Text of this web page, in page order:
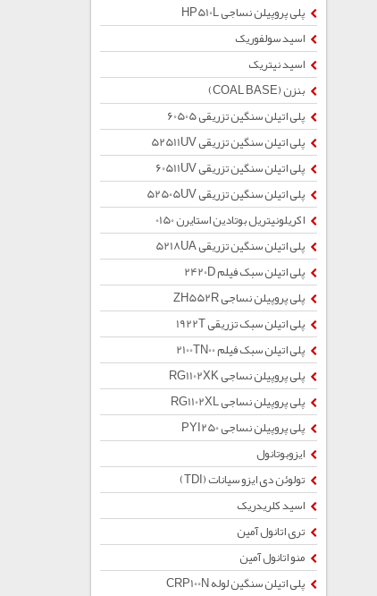
پلی پروپیلن نساجی HP510L
اسید سولفوریک
اسید نیتریک
بنزن (COAL BASE)
پلی اتیلن سنگین تزریقی 60505
پلی اتیلن سنگین تزریقی 52511UV
پلی اتیلن سنگین تزریقی 60511UV
پلی اتیلن سنگین تزریقی 52505UV
اکریلونیتریل بوتادین استایرن 0150
پلی اتیلن سنگین تزریقی 5218UA
پلی اتیلن سبک فیلم 2420D
پلی پروپیلن نساجی ZH552R
پلی اتیلن سبک تزریقی 1922T
پلی اتیلن سبک فیلم 2100TN00
پلی پروپیلن نساجی RG1102XK
پلی پروپیلن نساجی RG1102XL
پلی پروپیلن نساجی PYI250
ایزوبوتانول
تولوئن دی ایزو سیانات (TDI)
اسید کلریدریک
تری اتانول آمین
منو اتانول آمین
پلی اتیلن سنگین لوله CRP100N